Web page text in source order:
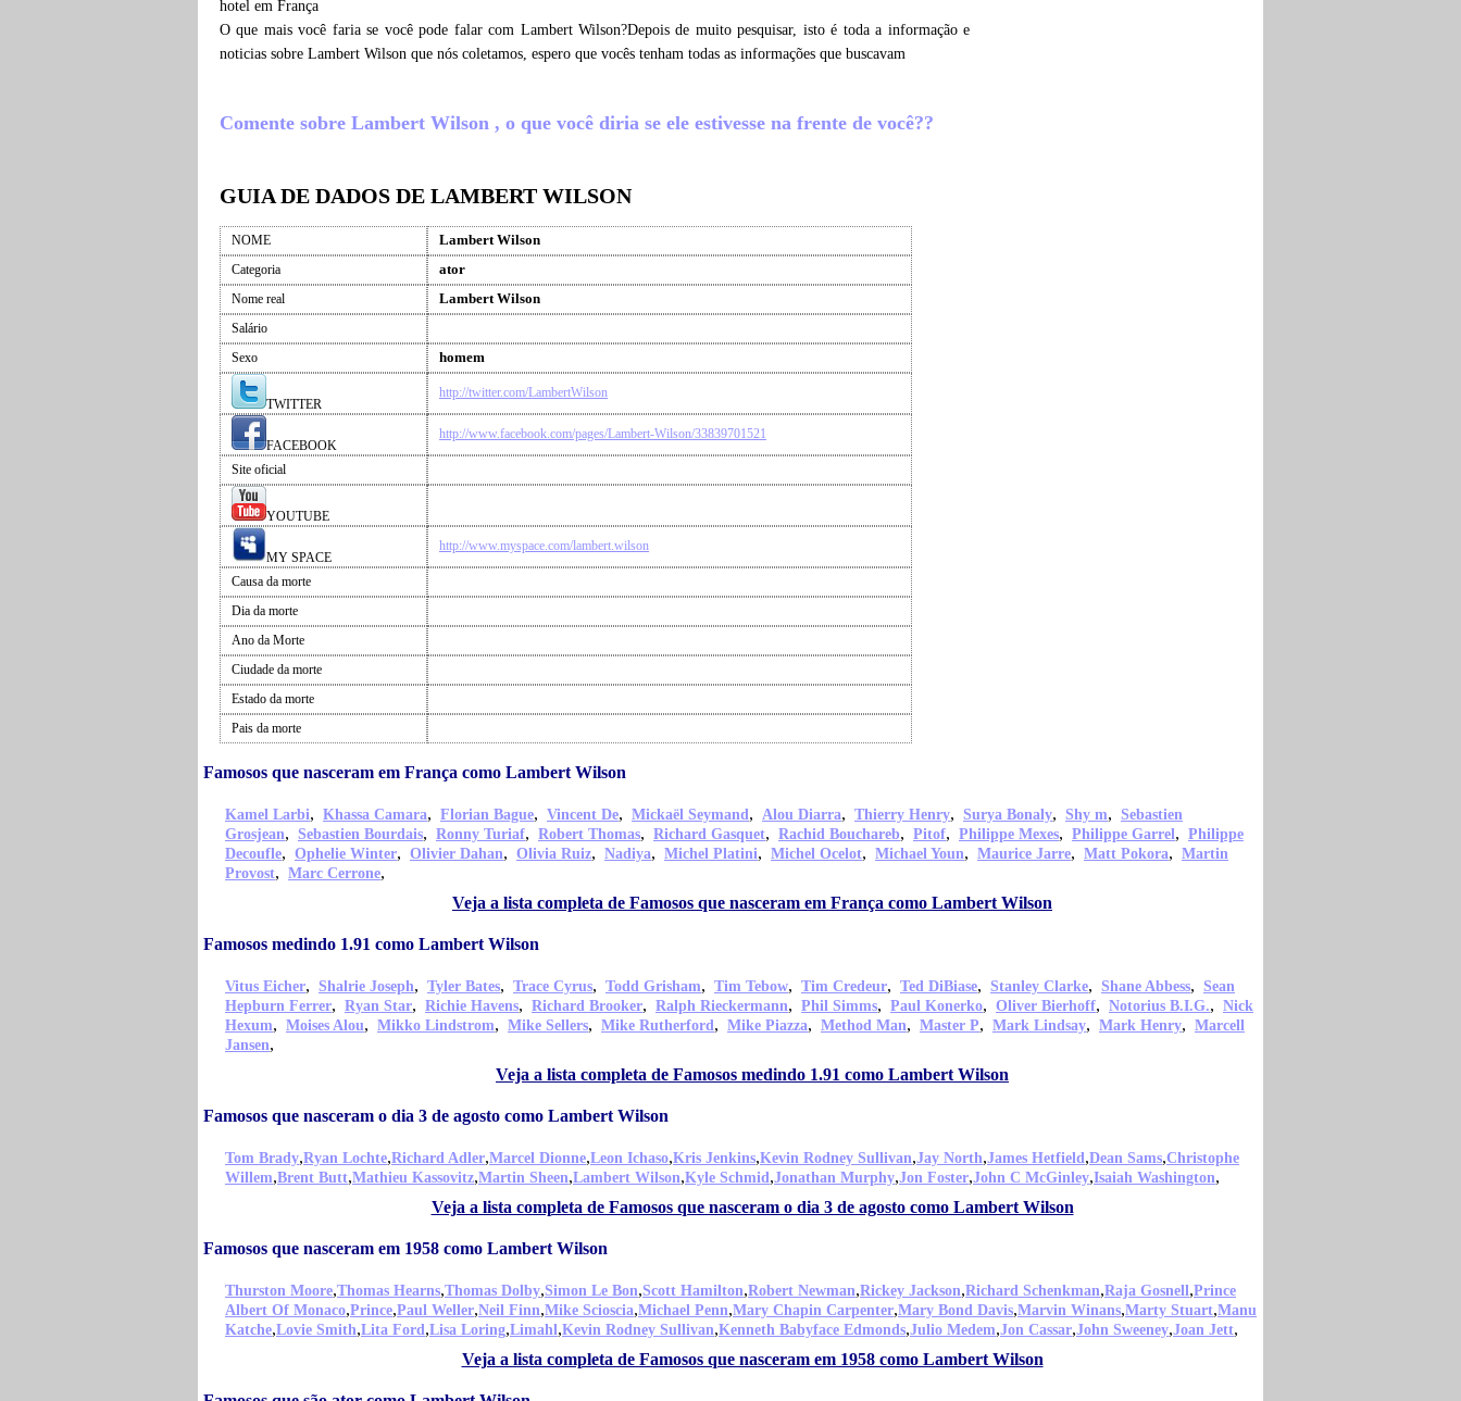
hotel em França
O que mais você faria se você pode falar com Lambert Wilson?Depois de muito pesquisar, isto é toda a informação e
noticias sobre Lambert Wilson que nós coletamos, espero que vocês tenham todas as informações que buscavam
Comente sobre Lambert Wilson , o que você diria se ele estivesse na frente de você??
GUIA DE DADOS DE LAMBERT WILSON
NOME Lambert Wilson
Categoria ator
Nome real Lambert Wilson
Salário
Sexo
homem
TWITTER
http://twitter.com/LambertWilson
FACEBOOK
http://www.facebook.com/pages/Lambert-Wilson/33839701521
Site oficial
YOUTUBE
MY SPACE
http://www.myspace.com/lambert.wilson
Causa da morte
Dia da morte
Ano da Morte
Ciudade da morte
Estado da morte
Pais da morte
Famosos que nasceram em França como Lambert Wilson
Kamel Larbi, Khassa Camara, Florian Bague, Vincent De, Mickaël Seymand, Alou Diarra, Thierry Henry, Surya Bonaly, Shy m, Sebastien
Grosjean, Sebastien Bourdais, Ronny Turiaf, Robert Thomas, Richard Gasquet, Rachid Bouchareb, Pitof, Philippe Mexes, Philippe Garrel, Philippe
Decoufle, Ophelie Winter, Olivier Dahan, Olivia Ruiz, Nadiya, Michel Platini, Michel Ocelot, Michael Youn, Maurice Jarre, Matt Pokora, Martin
Provost, Marc Cerrone,
Veja a lista completa de Famosos que nasceram em França como Lambert Wilson
Famosos medindo 1.91 como Lambert Wilson
Vitus Eicher, Shalrie Joseph, Tyler Bates, Trace Cyrus, Todd Grisham, Tim Tebow, Tim Credeur, Ted DiBiase, Stanley Clarke, Shane Abbess, Sean
Hepburn Ferrer, Ryan Star, Richie Havens, Richard Brooker, Ralph Rieckermann, Phil Simms, Paul Konerko, Oliver Bierhoff, Notorius B.I.G., Nick
Hexum, Moises Alou, Mikko Lindstrom, Mike Sellers, Mike Rutherford, Mike Piazza, Method Man, Master P, Mark Lindsay, Mark Henry, Marcell
Jansen,
Veja a lista completa de Famosos medindo 1.91 como Lambert Wilson
Famosos que nasceram o dia 3 de agosto como Lambert Wilson
Tom Brady,Ryan Lochte,Richard Adler,Marcel Dionne,Leon Ichaso,Kris Jenkins,Kevin Rodney Sullivan,Jay North,James Hetfield,Dean Sams,Christophe
Willem,Brent Butt,Mathieu Kassovitz,Martin Sheen,Lambert Wilson,Kyle Schmid,Jonathan Murphy,Jon Foster,John C McGinley,Isaiah Washington,
Veja a lista completa de Famosos que nasceram o dia 3 de agosto como Lambert Wilson
Famosos que nasceram em 1958 como Lambert Wilson
Thurston Moore,Thomas Hearns,Thomas Dolby,Simon Le Bon,Scott Hamilton,Robert Newman,Rickey Jackson,Richard Schenkman,Raja Gosnell,Prince
Albert Of Monaco,Prince,Paul Weller,Neil Finn,Mike Scioscia,Michael Penn,Mary Chapin Carpenter,Mary Bond Davis,Marvin Winans,Marty Stuart,Manu
Katche,Lovie Smith,Lita Ford,Lisa Loring,Limahl,Kevin Rodney Sullivan,Kenneth Babyface Edmonds,Julio Medem,Jon Cassar,John Sweeney,Joan Jett,
Veja a lista completa de Famosos que nasceram em 1958 como Lambert Wilson